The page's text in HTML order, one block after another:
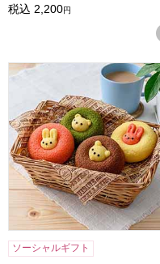
税込 2,200円
アニマルドーナツ 4個
ソーシャルギフト